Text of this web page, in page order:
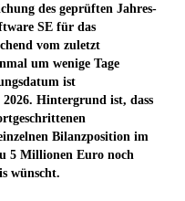
des geprüften Jahres-
SE für das
vom zuletzt
um wenige Tage
ist
Hintergrund ist, dass
Bilanzposition im
5 Millionen Euro noch
wünscht.